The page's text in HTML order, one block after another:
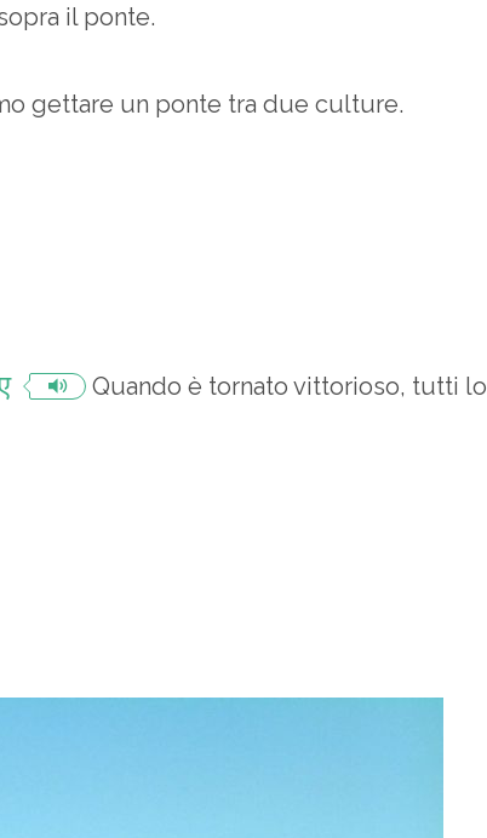
il ponte.
gettare un ponte tra due culture.
Quando è tornato vittorioso, tutti lo